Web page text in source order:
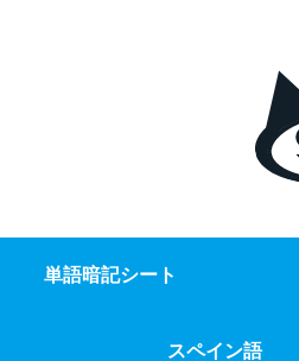
単語暗記シート
スペイン語